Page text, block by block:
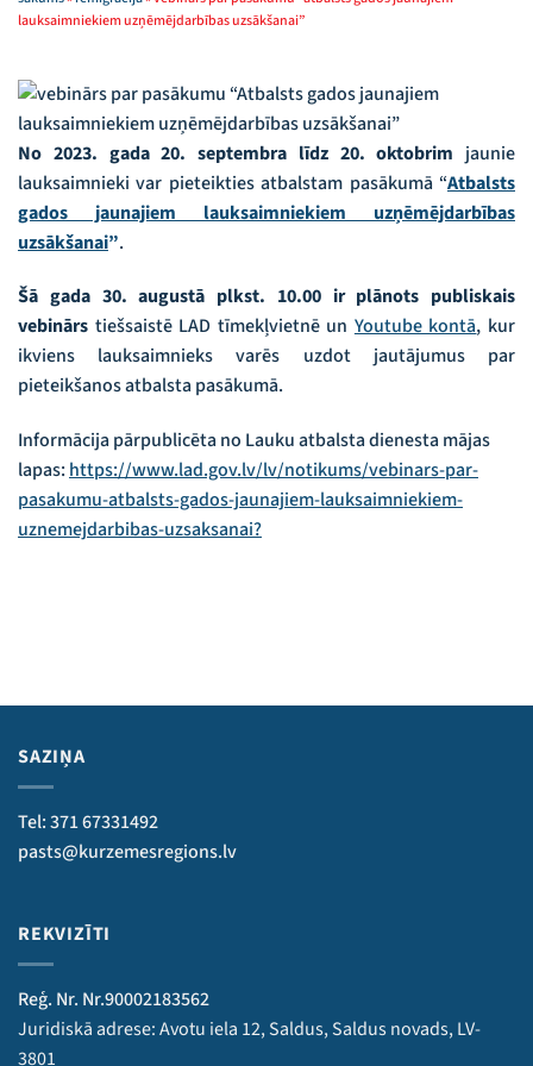
lauksaimniekiem uzņēmējdarbības uzsākšanai”
No 2023. gada 20. septembra līdz 20. oktobrim jaunie
lauksaimnieki var pieteikties atbalstam pasākumā “Atbalsts
gados jaunajiem lauksaimniekiem uzņēmējdarbības
uzsākšanai”.
Šā gada 30. augustā plkst. 10.00 ir plānots publiskais
vebinārs tiešsaistē LAD tīmekļvietnē un Youtube kontā, kur
ikviens lauksaimnieks varēs uzdot jautājumus par
pieteikšanos atbalsta pasākumā.
Informācija pārpublicēta no Lauku atbalsta dienesta mājas
lapas: https://www.lad.gov.lv/lv/notikums/vebinars-par-
pasakumu-atbalsts-gados-jaunajiem-lauksaimniekiem-
uznemejdarbibas-uzsaksanai?
SAZIŅA
Tel: 371 67331492
pasts@kurzemesregions.lv
REKVIZĪTI
Reģ. Nr. Nr.90002183562
Juridiskā adrese: Avotu iela 12, Saldus, Saldus novads, LV-
3801